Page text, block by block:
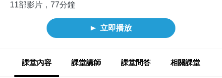
11部影片，77分鐘
立即播放
課堂內容 課堂講師 課堂問答 相關課堂